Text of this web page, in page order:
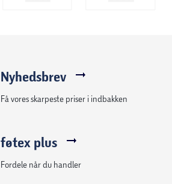
Nyhedsbrev
Få vores skarpeste priser i indbakken
føtex plus
Fordele når du handler